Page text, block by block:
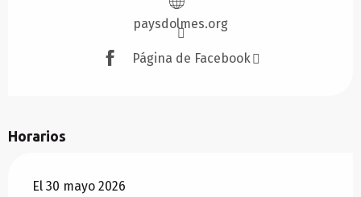
paysdolmes.org
Página de Facebook
Horarios
El 30 mayo 2026